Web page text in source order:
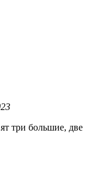
три большие, две